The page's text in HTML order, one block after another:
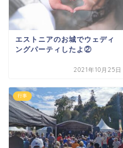
エストニアのお城でウェディ
ングパーティしたよ②
2021年10月25日
行事